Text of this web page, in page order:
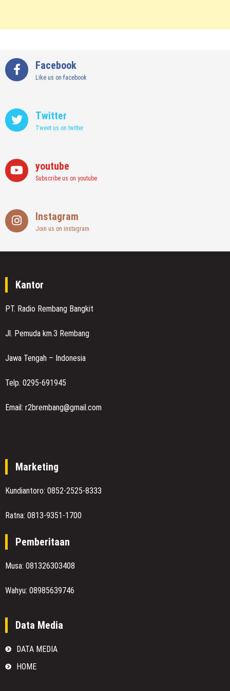
Facebook
Like us on facebook
Twitter
Tweet us on twitter
youtube
Subscribe us on youtube
Instagram
Join us on instagram
Kantor
PT. Radio Rembang Bangkit
Jl. Pemuda km.3 Rembang
Jawa Tengah – Indonesia
Telp. 0295-691945
Email: r2brembang@gmail.com
Marketing
Kundiantoro: 0852-2525-8333
Ratna: 0813-9351-1700
Pemberitaan
Musa: 081326303408
Wahyu: 08985639746
Data Media
DATA MEDIA
HOME